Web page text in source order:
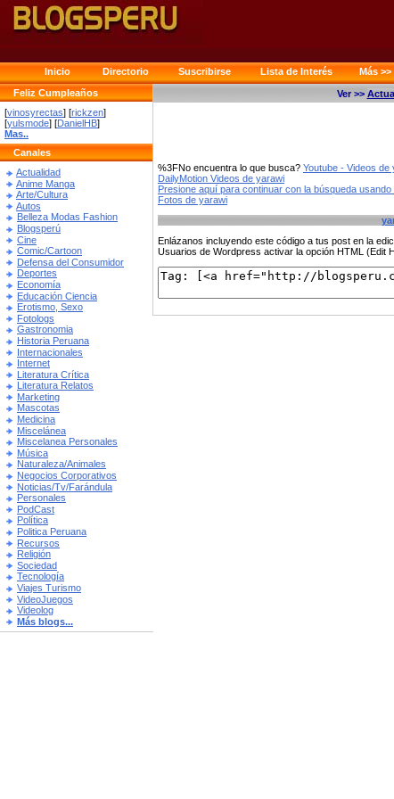
Inicio Directorio Suscribirse Lista de Interés
Más >>
Feliz Cumpleaños
[vinosyrectas] [rickzen]
[yulsmode] [DanielHB]
Mas..
Canales
Actualidad
Anime Manga
Arte/Cultura
Autos
Belleza Modas Fashion
Blogsperú
Cine
Comic/Cartoon
Defensa del Consumidor
Deportes
Economía
Educación Ciencia
Erotismo, Sexo
Fotologs
Gastronomia
Historia Peruana
Internacionales
Internet
Literatura Crítica
Literatura Relatos
Marketing
Mascotas
Medicina
Miscelánea
Miscelanea Personales
Música
Naturaleza/Animales
Negocios Corporativos
Noticias/Tv/Farándula
Personales
PodCast
Política
Politica Peruana
Recursos
Religión
Sociedad
Tecnología
Viajes Turismo
VideoJuegos
Videolog
Más blogs...
Ver >>
%3FNo encuentra lo que busca? Youtube - Videos de
DailyMotion Videos de yarawi
Presione aquí para continuar con la búsqueda usando
Fotos de yarawi
Enlázanos incluyendo este código a tus post en la
Usuarios de Wordpress activar la opción HTML (Edit